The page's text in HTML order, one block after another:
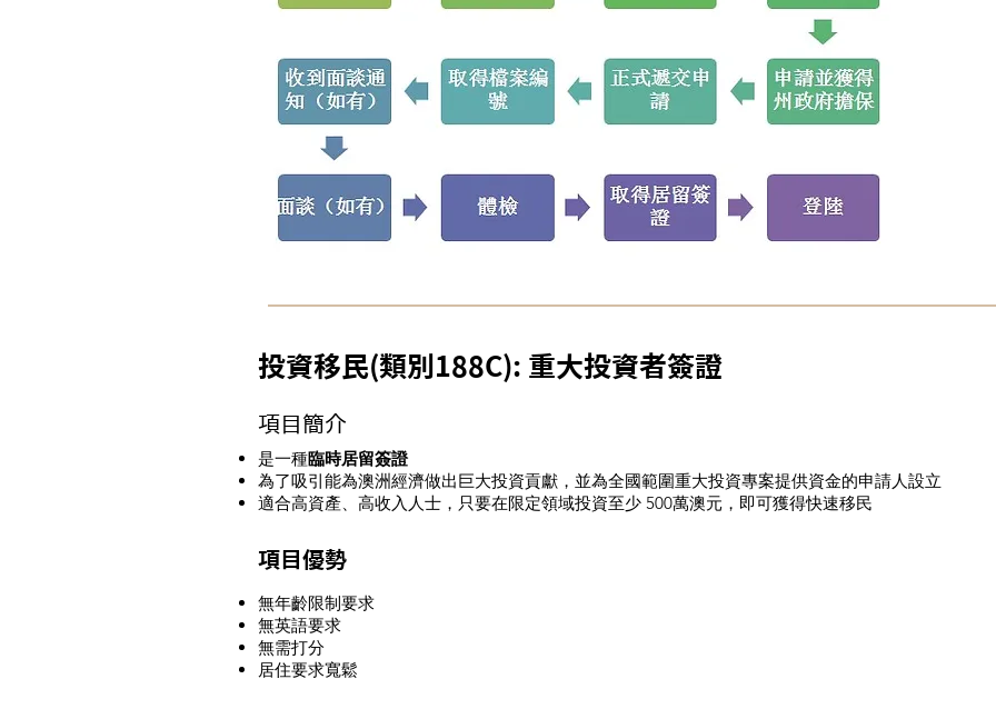
投資移民(類別188C): 重大投資者簽證
項目簡介
是一種臨時居留簽證
​為了吸引能為澳洲經濟做出巨大投資貢獻，並為全國範圍重大投資專案提供資金的申請人設立
適合高資產、高收入人士，只要在限定領域投資至少 500萬澳元，即可獲得快速移民
項目優勢
無年齡限制要求
無英語要求
無需打分
居住要求寬鬆